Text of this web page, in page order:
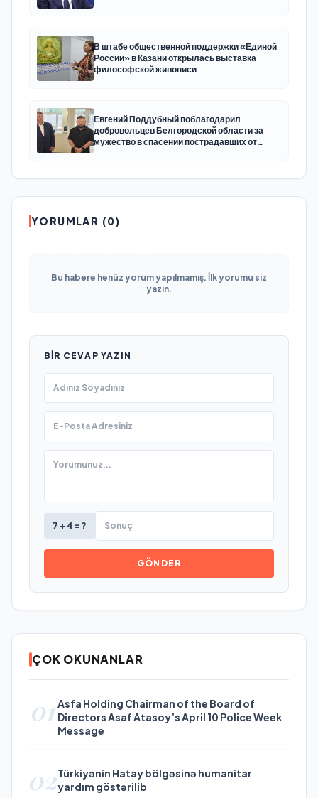
В штабе общественной поддержки «Единой
России» в Казани открылась выставка
философской живописи
Евгений Поддубный поблагодарил
добровольцев Белгородской области за
мужество в спасении пострадавших от
YORUMLAR (0)
Bu habere henüz yorum yapılmamış. İlk yorumu siz
yazın.
BIR CEVAP YAZIN
7 + 4 = ?
GÖNDER
ÇOK OKUNANLAR
01Asfa Holding Chairman of the Board of
Directors Asaf Atasoy’s April 10 Police Week
Message
02Türkiyənin Hatay bölgəsinə humanitar
yardım göstərilib